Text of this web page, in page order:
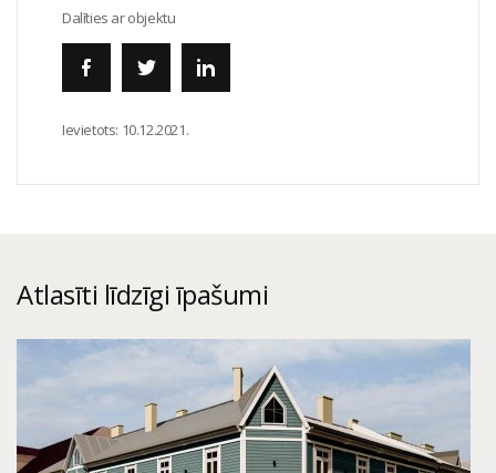
Dalīties ar objektu
Ievietots: 10.12.2021.
Atlasīti līdzīgi īpašumi